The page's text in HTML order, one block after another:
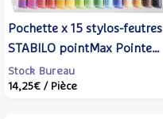
Pochette x 15 stylos-feutres
STABILO pointMax Pointe
moyenne assortis
Stock Bureau
14,25€ / Pièce